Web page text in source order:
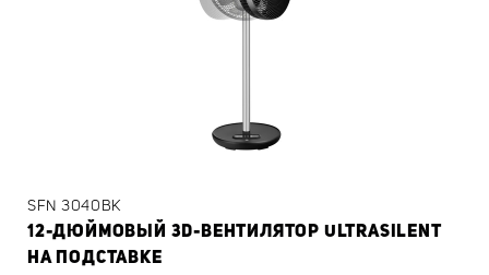
SFN 3040BK
12-ДЮЙМОВЫЙ 3D-ВЕНТИЛЯТОР ULTRASILENT
НА ПОДСТАВКЕ